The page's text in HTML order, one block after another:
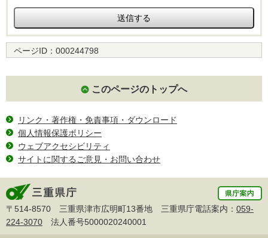
ページID： 000244798
このページのトップへ
リンク・著作権・免責事項・ダウンロード
個人情報保護ポリシー
ウェブアクセシビリティ
サイトに関するご意見・お問い合わせ
〒514-8570 三重県津市広明町13番地 三重県庁電話案内： 059-
224-3070 法人番号5000020240001